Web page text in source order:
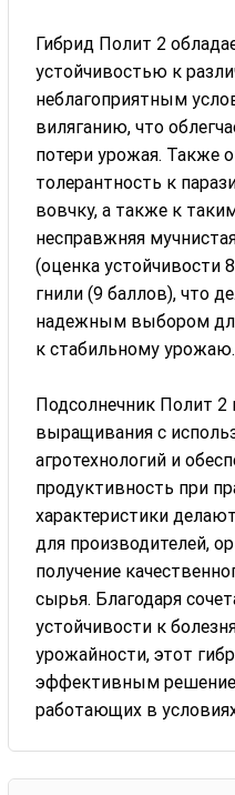
Гибрид Полит 2
устойчивостью к
неблагоприятным
виляганию, что
потери урожая. Также
толерантность к
вовчку, а также к
несправжняя
(оценка устойчивости
гнили (9 баллов), что
надежным выбором
к стабильному урожаю.
Подсолнечник Полит 2
выращивания с
агротехнологий и
продуктивность при
характеристики
для производителей,
получение
сырья. Благодаря
устойчивости к
урожайности, этот
эффективным
работающих в